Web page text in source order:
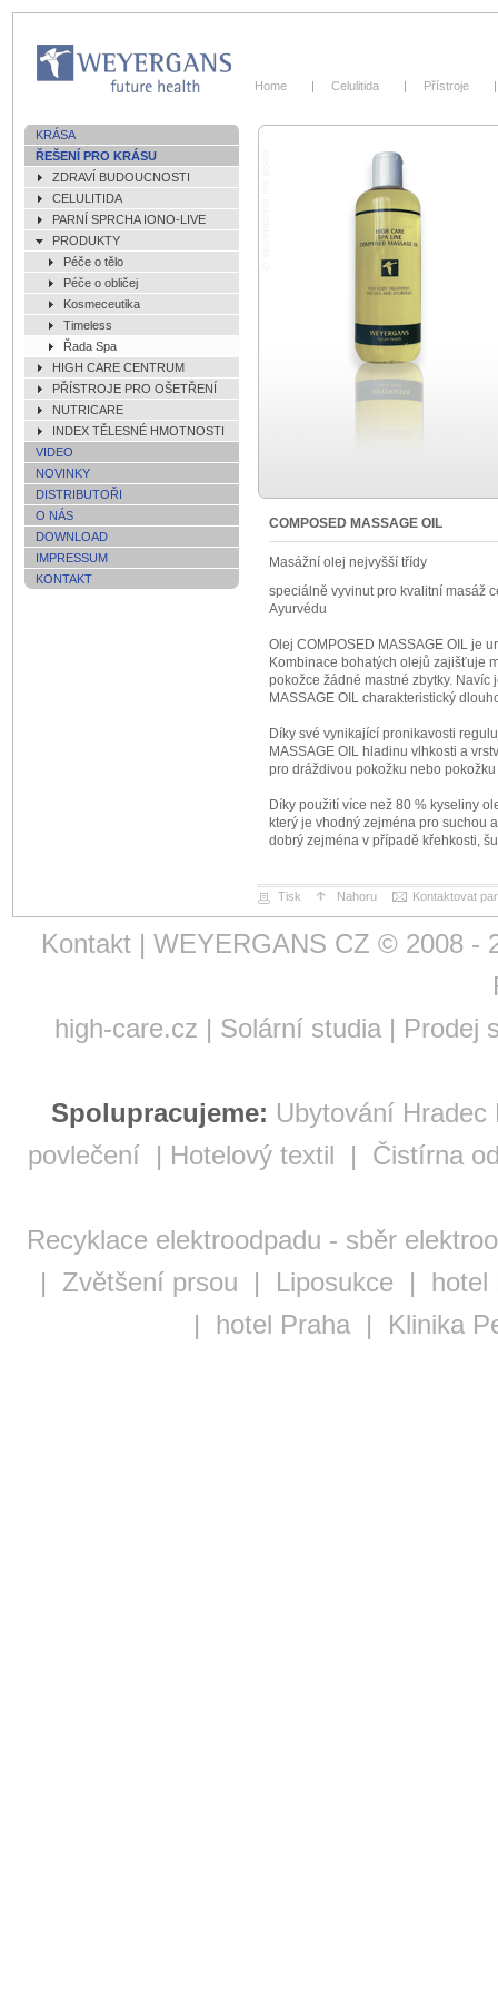
Celulitida
Home Celulitida Přístroje
KRÁSA
ŘEŠENÍ PRO KRÁSU
ZDRAVÍ BUDOUCNOSTI
CELULITIDA
PARNÍ SPRCHA IONO-LIVE
PRODUKTY
Péče o tělo
Péče o obličej
Kosmeceutika
Timeless
Řada Spa
HIGH CARE CENTRUM
PŘÍSTROJE PRO OŠETŘENÍ
NUTRICARE
INDEX TĚLESNÉ HMOTNOSTI
VIDEO
NOVINKY
DISTRIBUTOŘI
O NÁS
DOWNLOAD
IMPRESSUM
KONTAKT
COMPOSED MASSAGE OIL
Masážní olej nejvyšší třídy
speciálně vyvinut pro kvalitní masáž
Ayurvédu
Olej COMPOSED MASSAGE OIL je
Kombinace bohatých olejů zajišťuje
pokožce žádné mastné zbytky. Navíc
MASSAGE OIL charakteristický
Díky své vynikající pronikavosti
MASSAGE OIL hladinu vlhkosti a
pro dráždivou pokožku nebo
Díky použití více než 80 % kyseliny
který je vhodný zejména pro suchou
dobrý zejména v případě křehkosti,
Tisk Nahoru Kontaktovat
Kontakt| WEYERGANS CZ © 2008 -
high-care.cz | Solární studia| Prodej
Spolupracujeme: Ubytování Hradec
povlečení| Hotelový textil | Čistírna
Recyklace elektroodpadu - sběr
| Zvětšení prsou | Liposukce | hotel
| hotel Praha| Klinika